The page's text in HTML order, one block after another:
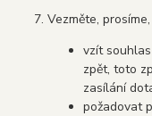
Vezměte,
vzít
zpět, toto
zasílání
požadovat